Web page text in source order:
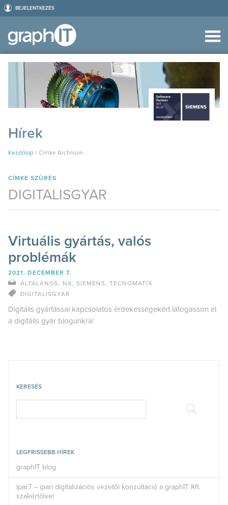
BEJELENTKEZÉS
Hírek
Kezdőlap / Címke Archívum
KERESÉS
LEGFRISSEBB HÍREK
graphIT blog
Ipar7 – ipari digitalizációs vezetői konzultáció a graphIT Kft.
szakértőivel
CÍMKE SZŰRÉS
DIGITALISGYAR
Virtuális gyártás, valós
problémák
2021. DECEMBER 7.
ÁLTALÁNOS, NX, SIEMENS, TECNOMATIX
DIGITALISGYAR
Digitális gyártással kapcsolatos érdekességekért látogasson el
a digitális gyár blogunkra!